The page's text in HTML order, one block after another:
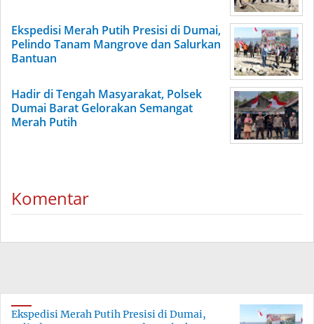
Ekspedisi Merah Putih Presisi di Dumai,
Pelindo Tanam Mangrove dan Salurkan
Bantuan
Hadir di Tengah Masyarakat, Polsek
Dumai Barat Gelorakan Semangat
Merah Putih
Komentar
Ekspedisi Merah Putih Presisi di Dumai,